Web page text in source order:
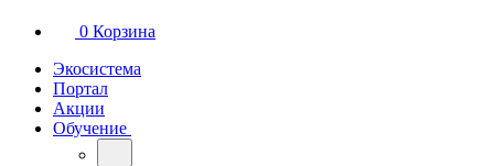
0 Корзина
Экосистема
Портал
Акции
Обучение